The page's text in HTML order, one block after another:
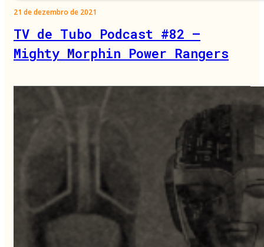
21 de dezembro de 2021
TV de Tubo Podcast #82 –
Mighty Morphin Power Rangers